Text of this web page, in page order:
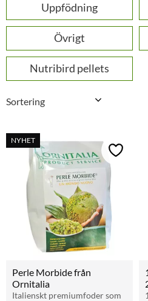
Uppfödning
Övrigt
Nutribird pellets
Perle Morbide från
Ornitalia
Italienskt premiumfoder som
NYHET
Lägg till